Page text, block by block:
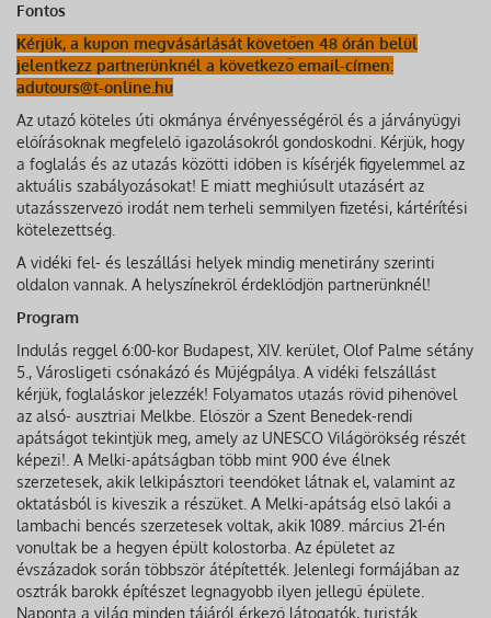
Fontos
Kérjük, a kupon megvásárlását követően 48 órán belül
jelentkezz partnerünknél a következő email-címen:
adutours@t-online.hu
Az utazó köteles úti okmánya érvényességéről és a járványügyi
előírásoknak megfelelő igazolásokról gondoskodni. Kérjük, hogy
a foglalás és az utazás közötti időben is kísérjék figyelemmel az
aktuális szabályozásokat! E miatt meghiúsult utazásért az
utazásszervező irodát nem terheli semmilyen fizetési, kártérítési
kötelezettség.
A vidéki fel- és leszállási helyek mindig menetirány szerinti
oldalon vannak. A helyszínekről érdeklődjön partnerünknél!
Program
Indulás reggel 6:00-kor Budapest, XIV. kerület, Olof Palme sétány
5., Városligeti csónakázó és Műjégpálya. A vidéki felszállást
kérjük, foglaláskor jelezzék! Folyamatos utazás rövid pihenővel
az alsó- ausztriai Melkbe. Először a Szent Benedek-rendi
apátságot tekintjük meg, amely az UNESCO Világörökség részét
képezi!. A Melki-apátságban több mint 900 éve élnek
szerzetesek, akik lelkipásztori teendőket látnak el, valamint az
oktatásból is kiveszik a részüket. A Melki-apátság első lakói a
lambachi bencés szerzetesek voltak, akik 1089. március 21-én
vonultak be a hegyen épült kolostorba. Az épületet az
évszázadok során többször átépítették. Jelenlegi formájában az
osztrák barokk építészet legnagyobb ilyen jellegű épülete.
Naponta a világ minden tájáról érkező látogatók, turisták